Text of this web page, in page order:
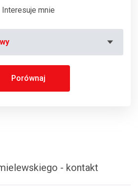
Interesuje mnie
Porównaj
- kontakt